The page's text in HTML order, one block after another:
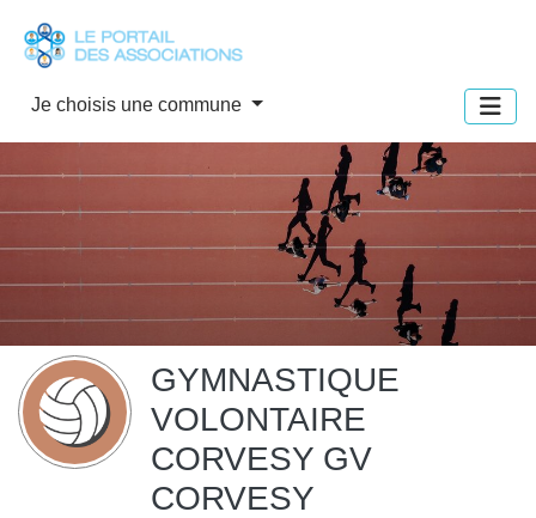
Je choisis une commune
GYMNASTIQUE
VOLONTAIRE
CORVESY GV
CORVESY